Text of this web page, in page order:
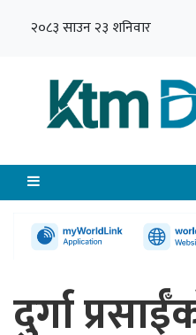
२०८३ साउन २३ शनिवार
दुर्गा